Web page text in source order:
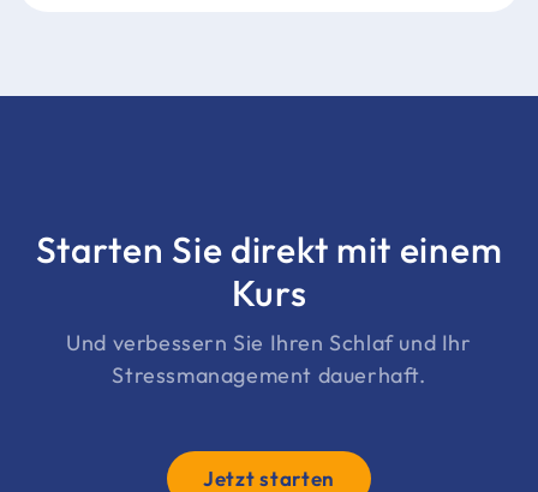
Starten Sie direkt mit einem
Kurs
Und verbessern Sie Ihren Schlaf und Ihr
Stressmanagement dauerhaft.
Jetzt starten